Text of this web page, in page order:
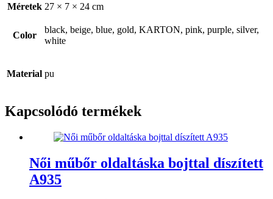
Méretek 27 × 7 × 24 cm
Color
black, beige, blue, gold, KARTON, pink, purple, silver,
white
Material pu
Kapcsolódó termékek
Női műbőr oldaltáska bojttal díszített
A935